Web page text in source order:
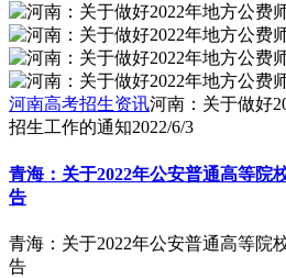
河南高考招生资讯河南：关于做好
招生工作的通知2022/6/3
青海：关于2022年公安普通高等院
告
青海：关于2022年公安普通高等院
告